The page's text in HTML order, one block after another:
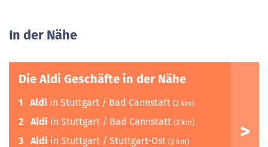
In der Nähe
Die Aldi Geschäfte in der Nähe
1 Aldi in Stuttgart / Bad Cannstatt (2 km)
2 Aldi in Stuttgart / Bad Cannstatt (2 km)
3 Aldi in Stuttgart / Stuttgart-Ost (3 km)